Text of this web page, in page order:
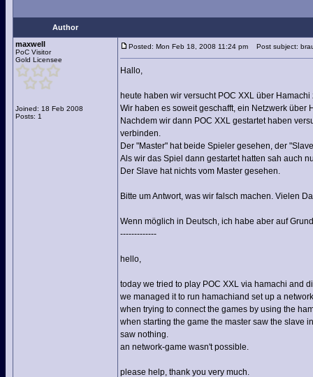
Author
maxwell
PoC Visitor
Gold Licensee
Joined: 18 Feb 2008
Posts: 1
Posted: Mon Feb 18, 2008 11:24 pm Post subject:
Hallo,
heute haben wir versucht POC XXL über
Wir haben es soweit geschafft, ein Netzwerk
Nachdem wir dann POC XXL gestartet haben
verbinden.
Der "Master" hat beide Spieler gesehen, der
Als wir das Spiel dann gestartet hatten sah auch
Der Slave hat nichts vom Master gesehen.
Bitte um Antwort, was wir falsch machen. Vielen
Wenn möglich in Deutsch, ich habe aber auf
-------------
hello,
today we tried to play POC XXL via hamachi and
we managed it to run hamachiand set up a
when trying to connect the games by using the
when starting the game the master saw the slave
saw nothing.
an network-game wasn't possible.
please help, thank you very much.